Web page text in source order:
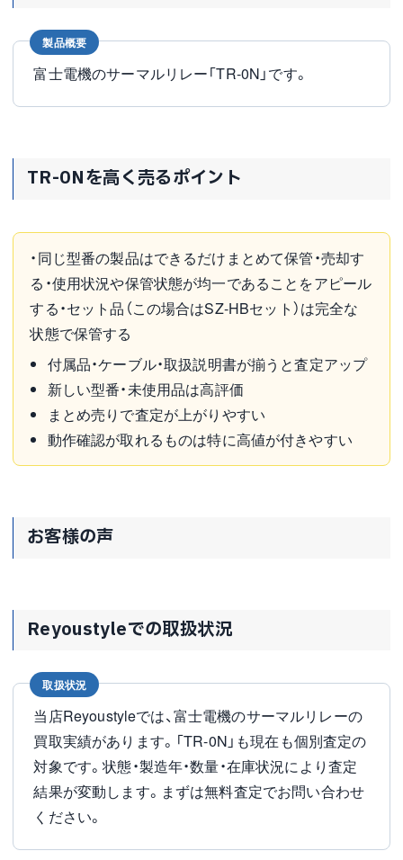
製品概要
富士電機のサーマルリレー「TR-0N」です。
TR-0Nを高く売るポイント
・同じ型番の製品はできるだけまとめて保管・売却す
る・使用状況や保管状態が均一であることをアピール
する・セット品（この場合はSZ-HBセット）は完全な
状態で保管する
付属品・ケーブル・取扱説明書が揃うと査定アップ
新しい型番・未使用品は高評価
まとめ売りで査定が上がりやすい
動作確認が取れるものは特に高値が付きやすい
お客様の声
Reyoustyleでの取扱状況
取扱状況
当店Reyoustyleでは、富士電機のサーマルリレーの
買取実績があります。「TR-0N」も現在も個別査定の
対象です。状態・製造年・数量・在庫状況により査定
結果が変動します。まずは無料査定でお問い合わせ
ください。